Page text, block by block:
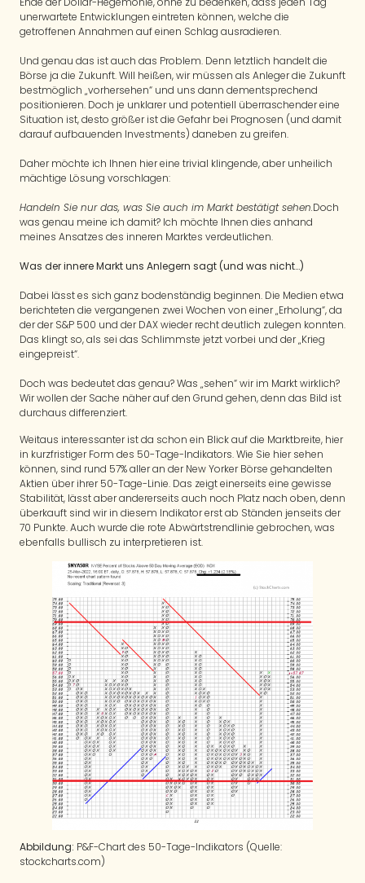
unerwartete Entwicklungen eintreten können, welche die
getroffenen Annahmen auf einen Schlag ausradieren.
Und genau das ist auch das Problem. Denn letztlich handelt die
Börse ja die Zukunft. Will heißen, wir müssen als Anleger die Zukunft
bestmöglich „vorhersehen“ und uns dann dementsprechend
positionieren. Doch je unklarer und potentiell überraschender eine
Situation ist, desto größer ist die Gefahr bei Prognosen (und damit
darauf aufbauenden Investments) daneben zu greifen.
Daher möchte ich Ihnen hier eine trivial klingende, aber unheilich
mächtige Lösung vorschlagen:
Handeln Sie nur das, was Sie auch im Markt bestätigt sehen.Doch
was genau meine ich damit? Ich möchte Ihnen dies anhand
meines Ansatzes des inneren Marktes verdeutlichen.
Was der innere Markt uns Anlegern sagt (und was nicht…)
Dabei lässt es sich ganz bodenständig beginnen. Die Medien etwa
berichteten die vergangenen zwei Wochen von einer „Erholung“, da
der der S&P 500 und der DAX wieder recht deutlich zulegen konnten.
Das klingt so, als sei das Schlimmste jetzt vorbei und der „Krieg
eingepreist“.
Doch was bedeutet das genau? Was „sehen“ wir im Markt wirklich?
Wir wollen der Sache näher auf den Grund gehen, denn das Bild ist
durchaus differenziert.
Weitaus interessanter ist da schon ein Blick auf die Marktbreite, hier
in kurzfristiger Form des 50-Tage-Indikators. Wie Sie hier sehen
können, sind rund 57% aller an der New Yorker Börse gehandelten
Aktien über ihrer 50-Tage-Linie. Das zeigt einerseits eine gewisse
Stabilität, lässt aber andererseits auch noch Platz nach oben, denn
überkauft sind wir in diesem Indikator erst ab Ständen jenseits der
70 Punkte. Auch wurde die rote Abwärtstrendlinie gebrochen, was
ebenfalls bullisch zu interpretieren ist.
Abbildung: P&F-Chart des 50-Tage-Indikators (Quelle:
stockcharts.com)